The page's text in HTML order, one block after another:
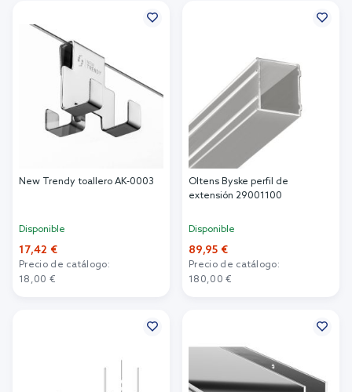
New Trendy toallero AK-0003
Disponible
17,42 €
Precio de catálogo:
18,00 €
Oltens Byske perfil de
extensión 29001100
Disponible
89,95 €
Precio de catálogo:
180,00 €